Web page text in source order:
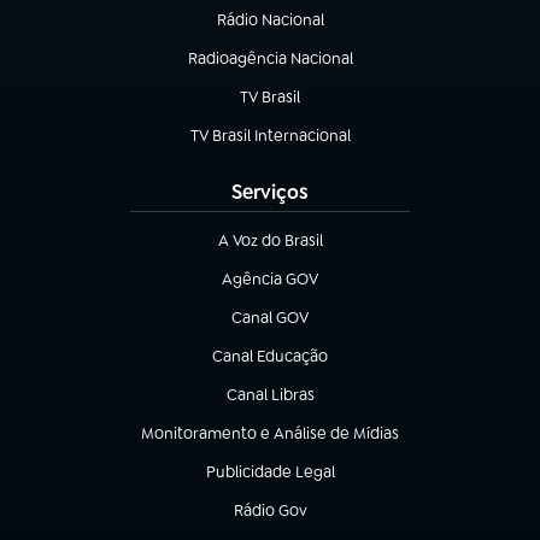
Rádio Nacional
Radioagência Nacional
(abre em nova aba)
TV Brasil
(abre em nova aba)
TV Brasil Internacional
(abre em nova aba)
Serviços
A Voz do Brasil
(abre em nova aba)
Agência GOV
(abre em nova aba)
Canal GOV
(abre em nova aba)
Canal Educação
(abre em nova aba)
Canal Libras
(abre em nova aba)
Monitoramento e Análise de Mídias
(abre em nova aba)
Publicidade Legal
(abre em nova aba)
Rádio Gov
(abre em nova aba)